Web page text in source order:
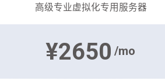
高级专业虚拟化专用服务器
¥2650 /mo